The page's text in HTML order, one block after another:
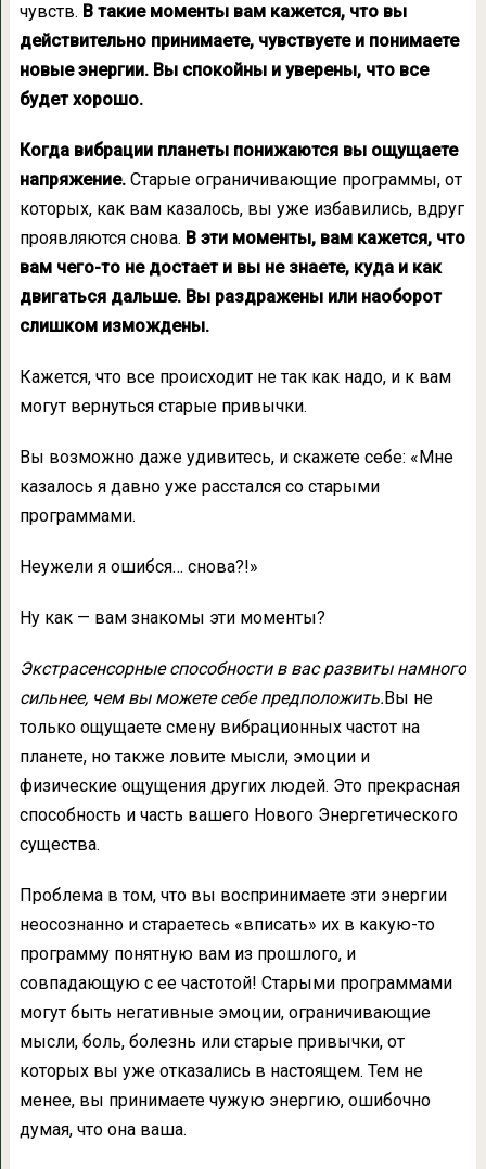
чувств. В такие моменты вам кажется, что вы
действительно принимаете, чувствуете и понимаете
новые энергии. Вы спокойны и уверены, что все
будет хорошо.
Когда вибрации планеты понижаются вы ощущаете
напряжение.Старые ограничивающие программы, от
которых, как вам казалось, вы уже избавились, вдруг
проявляются снова. В эти моменты, вам кажется, что
вам чего-то не достает и вы не знаете, куда и как
двигаться дальше. Вы раздражены или наоборот
слишком измождены.
Кажется, что все происходит не так как надо, и к вам
могут вернуться старые привычки.
Вы возможно даже удивитесь, и скажете себе: «Мне
казалось я давно уже расстался со старыми
программами.
Неужели я ошибся… снова?!»
Ну как — вам знакомы эти моменты?
Экстрасенсорные способности в вас развиты намного
сильнее, чем вы можете себе предположить.Вы не
только ощущаете смену вибрационных частот на
планете, но также ловите мысли, эмоции и
физические ощущения других людей. Это прекрасная
способность и часть вашего Нового Энергетического
существа.
Проблема в том, что вы воспринимаете эти энергии
неосознанно и стараетесь «вписать» их в какую-то
программу понятную вам из прошлого, и
совпадающую с ее частотой! Старыми программами
могут быть негативные эмоции, ограничивающие
мысли, боль, болезнь или старые привычки, от
которых вы уже отказались в настоящем. Тем не
менее, вы принимаете чужую энергию, ошибочно
думая, что она ваша.